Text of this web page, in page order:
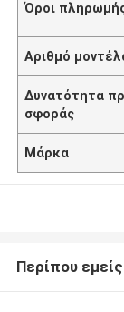
Όροι
Αριθμό
Δυνατότητα
σφοράς
Μάρκα
Περίπου εμείς